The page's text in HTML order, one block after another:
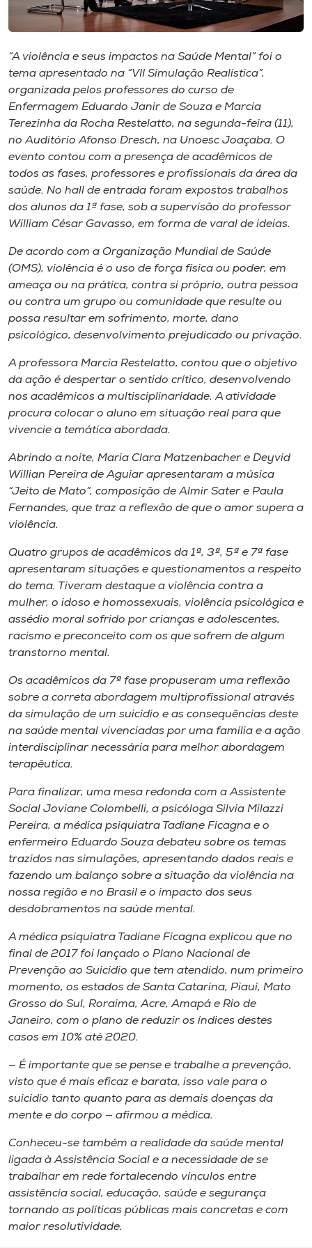
Museu
Store
o idioma
A+
A-
“A violência e seus impactos na Saúde Mental” foi o
tema apresentado na “VII Simulação Realística”,
organizada pelos professores do curso de
Enfermagem Eduardo Janir de Souza e Marcia
Terezinha da Rocha Restelatto, na segunda-feira (11),
no Auditório Afonso Dresch, na Unoesc Joaçaba. O
evento contou com a presença de acadêmicos de
todos as fases, professores e profissionais da área da
saúde. No hall de entrada foram expostos trabalhos
dos alunos da 1ª fase, sob a supervisão do professor
William César Gavasso, em forma de varal de ideias.
De acordo com a Organização Mundial de Saúde
(OMS), violência é o uso de força física ou poder, em
ameaça ou na prática, contra si próprio, outra pessoa
ou contra um grupo ou comunidade que resulte ou
possa resultar em sofrimento, morte, dano
psicológico, desenvolvimento prejudicado ou privação.
A professora Marcia Restelatto, contou que o objetivo
da ação é despertar o sentido crítico, desenvolvendo
nos acadêmicos a multisciplinaridade. A atividade
procura colocar o aluno em situação real para que
vivencie a temática abordada.
Abrindo a noite, Maria Clara Matzenbacher e Deyvid
Willian Pereira de Aguiar apresentaram a música
“Jeito de Mato”, composição de Almir Sater e Paula
Fernandes, que traz a reflexão de que o amor supera a
violência.
Quatro grupos de acadêmicos da 1ª, 3ª, 5ª e 7ª fase
apresentaram situações e questionamentos a respeito
do tema. Tiveram destaque a violência contra a
mulher, o idoso e homossexuais, violência psicológica e
assédio moral sofrido por crianças e adolescentes,
racismo e preconceito com os que sofrem de algum
transtorno mental.
Os acadêmicos da 7ª fase propuseram uma reflexão
sobre a correta abordagem multiprofissional através
da simulação de um suicídio e as consequências deste
na saúde mental vivenciadas por uma família e a ação
interdisciplinar necessária para melhor abordagem
terapêutica.
Para finalizar, uma mesa redonda com a Assistente
Social Joviane Colombelli, a psicóloga Silvia Milazzi
Pereira, a médica psiquiatra Tadiane Ficagna e o
enfermeiro Eduardo Souza debateu sobre os temas
trazidos nas simulações, apresentando dados reais e
fazendo um balanço sobre a situação da violência na
nossa região e no Brasil e o impacto dos seus
desdobramentos na saúde mental.
A médica psiquiatra Tadiane Ficagna explicou que no
final de 2017 foi lançado o Plano Nacional de
Prevenção ao Suicídio que tem atendido, num primeiro
momento, os estados de Santa Catarina, Piauí, Mato
Grosso do Sul, Roraima, Acre, Amapá e Rio de
Janeiro, com o plano de reduzir os índices destes
casos em 10% até 2020.
— É importante que se pense e trabalhe a prevenção,
visto que é mais eficaz e barata, isso vale para o
suicídio tanto quanto para as demais doenças da
mente e do corpo — afirmou a médica.
Conheceu-se também a realidade da saúde mental
ligada à Assistência Social e a necessidade de se
trabalhar em rede fortalecendo vínculos entre
assistência social, educação, saúde e segurança
tornando as políticas públicas mais concretas e com
maior resolutividade.